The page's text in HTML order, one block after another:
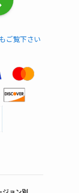
ご覧下さい